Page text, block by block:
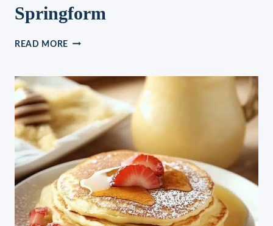
Springform
READ MORE KRÄUTER-
DER
SPRINGFORM